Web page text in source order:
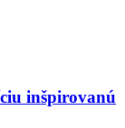
inšpirovanú